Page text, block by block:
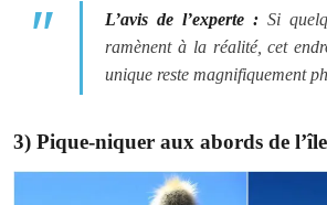
L’avis de l’experte : Si
ramènent à la réalité, cet
unique reste magnifiquement
3) Pique-niquer aux abords de